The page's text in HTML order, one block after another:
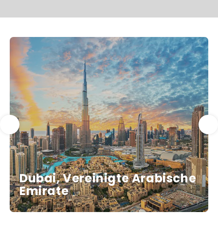
Dubai, Vereinigte Arabische
Emirate